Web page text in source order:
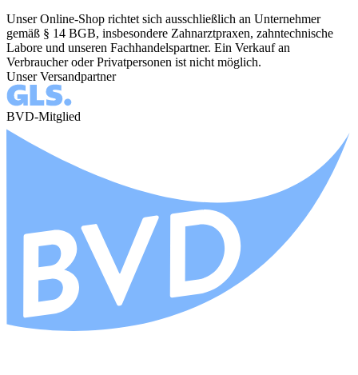
Unser Online-Shop richtet sich ausschließlich an Unternehmer
gemäß § 14 BGB, insbesondere Zahnarztpraxen, zahntechnische
Labore und unseren Fachhandelspartner. Ein Verkauf an
Verbraucher oder Privatpersonen ist nicht möglich.
Unser Versandpartner
BVD-Mitglied